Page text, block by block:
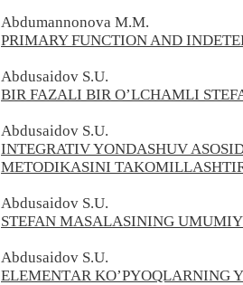
Abdumannonova M.M.
PRIMARY FUNCTION AND
Abdusaidov S.U.
BIR FAZALI BIR O’LCHAMLI
Abdusaidov S.U.
INTEGRATIV YONDASHUV
METODIKASINI
Abdusaidov S.U.
STEFAN MASALASINING
Abdusaidov S.U.
ELEMENTАR KO’PYOQLАRNING